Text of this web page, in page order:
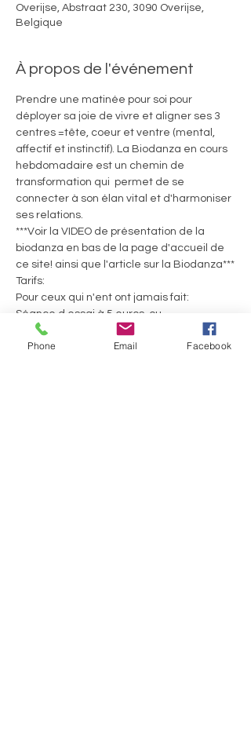
Overijse, Abstraat 230, 3090 Overijse,
Belgique
À propos de l'événement
Prendre une matinée pour soi pour
déployer sa joie de vivre et aligner ses 3
centres =tête, coeur et ventre (mental,
affectif et instinctif). La Biodanza en cours
hebdomadaire est un chemin de
transformation qui  permet de se
connecter à son élan vital et d'harmoniser
ses relations.
***Voir la VIDEO de présentation de la
biodanza en bas de la page d'accueil de
ce site! ainsi que l'article sur la Biodanza***
Tarifs:
Pour ceux qui n'ent ont jamais fait:
Séance d essai à 5 euros  ou
Welcome pack debutant de 4 séances à
45 euros (=1e cours gratuit)
Phone Email Facebook